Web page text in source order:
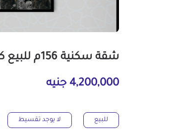
شقة سكنية 156م للبيع كاش بالقاهرة الجديدة القاهرة
4,200,000 جنيه
للبيع لا يوجد تقسيط